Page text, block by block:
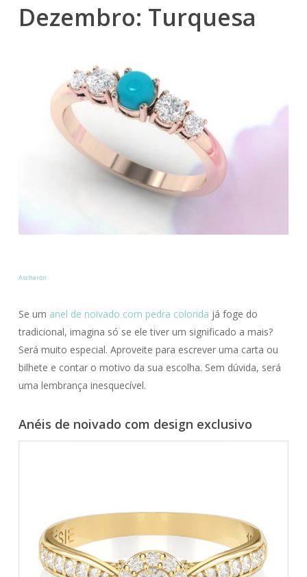
Dezembro: Turquesa
Ascheron
Se um anel de noivado com pedra colorida já foge do
tradicional, imagina só se ele tiver um significado a mais?
Será muito especial. Aproveite para escrever uma carta ou
bilhete e contar o motivo da sua escolha. Sem dúvida, será
uma lembrança inesquecível.
Anéis de noivado com design exclusivo